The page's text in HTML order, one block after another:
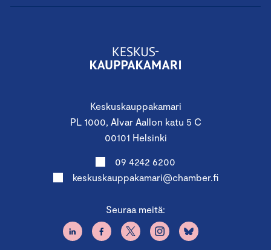
Keskuskauppakamari
PL 1000, Alvar Aallon katu 5 C
00101 Helsinki
09 4242 6200
keskuskauppakamari@chamber.fi
Seuraa meitä: